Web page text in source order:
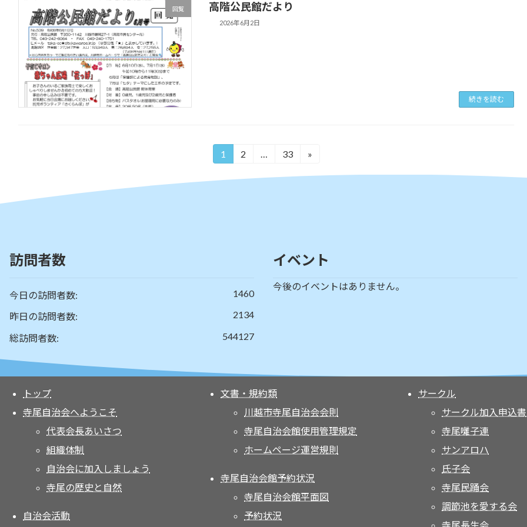
回覧 高階公民館だより
2026年6月2日
続きを読む
の
ジ
送
り
固
ペ
1
固
ペ
2 …
固
33 »
訪問者数
1460
今日の訪問者数:
2134
昨日の訪問者数:
544127
総訪問者数:
イベント
今後のイベントはありません。
トップ
寺尾自治会へようこそ
代表会長あいさつ
組織体制
自治会に加入しましょう
寺尾の歴史と自然
自治会活動
文書・規約類
川越市寺尾自治会会則
寺尾自治会館使用管理規定
ホームページ運営規則
寺尾自治会館予約状況
寺尾自治会館平面図
予約状況
サークル
サークル加入申込書
寺尾囃子連
サンアロハ
氏子会
寺尾民踊会
調節池を愛する会